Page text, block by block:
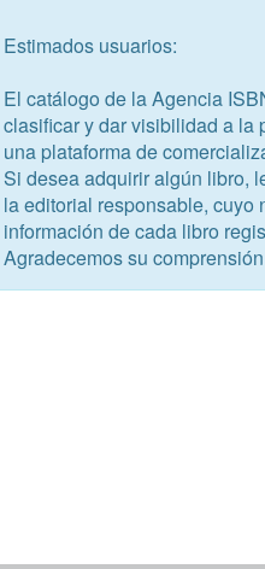
Estimados usuarios:
El catálogo de la Agencia
clasificar y dar visibilidad a la
una plataforma de
Si desea adquirir algún libro,
la editorial responsable, cuyo
información de cada libro
Agradecemos su